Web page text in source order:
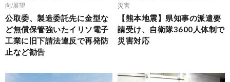
向/展望
公取委、製造委託先に金型な
ど無償保管強いたイリソ電子
工業に旧下請法違反で再発防
止など勧告
災害
【熊本地震】県知事の派遣要
請受け、自衛隊3600人体制で
災害対応